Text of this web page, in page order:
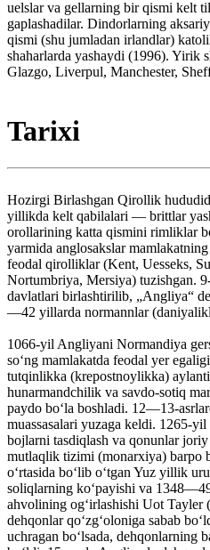
uelslar va gellarning bir qismi kelt
gaplashadilar. Dindorlarning
qismi (shu jumladan irlandlar)
shaharlarda yashaydi (1996). Yirik
Glazgo, Liverpul, Manchester,
Tarixi
Hozirgi Birlashgan Qirollik
yillikda kelt qabilalari — brittlar
orollarining katta qismini rimliklar
yarmida anglosakslar
feodal qirolliklar (Kent, Uesseks,
Nortumbriya, Mersiya) tuzishgan.
davlatlari birlashtirilib, „Angliya“
—42 yillarda normannlar
1066-yil Angliyani Normandiya
soʻng mamlakatda feodal yer
tutqinlikka (krepostnoylikka)
hunarmandchilik va savdo-sotiq
paydo boʻla boshladi. 12—13-
muassasalari yuzaga keldi. 1265-
bojlarni tasdiqlash va qonunlar
mutlaqlik tizimi (monarxiya) barpo
oʻrtasida boʻlib oʻtgan Yuz yillik
soliqlarning koʻpayishi va
ahvolining ogʻirlashishi Uot Tayler
dehqonlar qoʻzgʻoloniga sabab
uchragan boʻlsada, dehqonlarning